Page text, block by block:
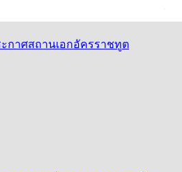
กาศสถานเอกอัครราชทูต